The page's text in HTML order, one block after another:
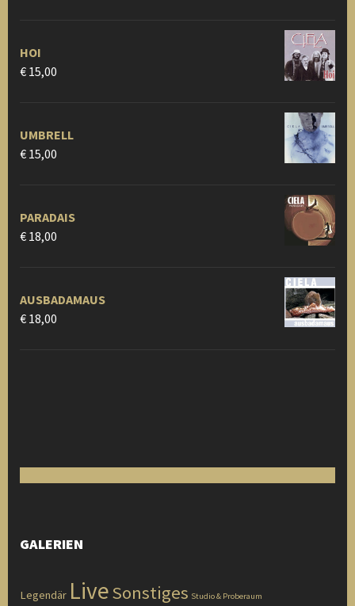
HOI
€ 15,00
UMBRELL
€ 15,00
PARADAIS
€ 18,00
AUSBADAMAUS
€ 18,00
GALERIEN
Legendär LiveSonstiges Studio & Proberaum